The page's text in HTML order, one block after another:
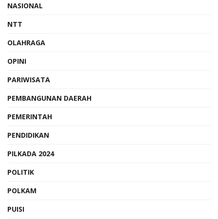
NASIONAL
NTT
OLAHRAGA
OPINI
PARIWISATA
PEMBANGUNAN DAERAH
PEMERINTAH
PENDIDIKAN
PILKADA 2024
POLITIK
POLKAM
PUISI